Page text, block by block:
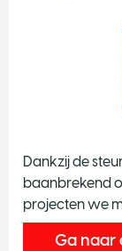
Dankzij de
baanbrekend
projecten we
Ga naar